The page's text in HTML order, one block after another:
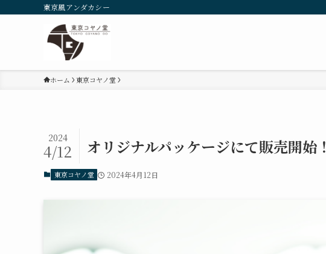
東京風アンダカシー
ホーム 東京コヤノ堂
オリジナルパッケージにて販売開始！
2024
4/12
東京コヤノ堂 2024年4月12日